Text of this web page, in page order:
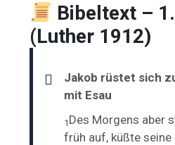
Bibeltext –
(Luther 1912)
Jakob rüstet sich
mit Esau
1 Des Morgens aber
früh auf, küßte seine